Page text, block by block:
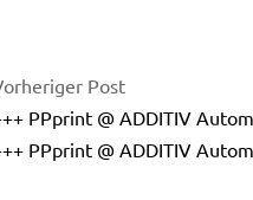
Post
PPprint @ ADDITIV
PPprint @ ADDITIV